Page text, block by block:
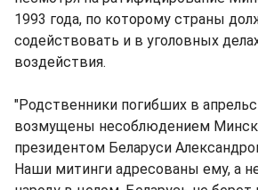
1993 года, по которому страны
содействовать и в уголовных
воздействия.
"Родственники погибших в
возмущены несоблюдением
президентом Беларуси
Наши митинги адресованы ему, а